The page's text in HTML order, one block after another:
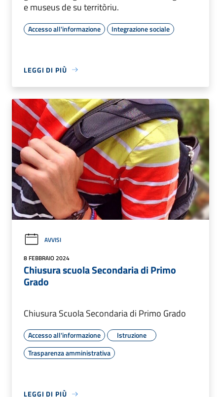
e museus de su territòriu.
Accesso all'informazione Integrazione sociale
LEGGI DI PIÙ
AVVISI
8 FEBBRAIO 2024
Chiusura scuola Secondaria di Primo
Grado
Chiusura Scuola Secondaria di Primo Grado
Accesso all'informazione
Istruzione
Trasparenza amministrativa
LEGGI DI PIÙ